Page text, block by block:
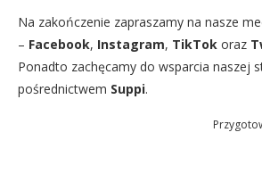
Na zakończenie zapraszamy na nasze
– Facebook, Instagram, TikTok oraz
Ponadto zachęcamy do wsparcia naszej
pośrednictwem Suppi.